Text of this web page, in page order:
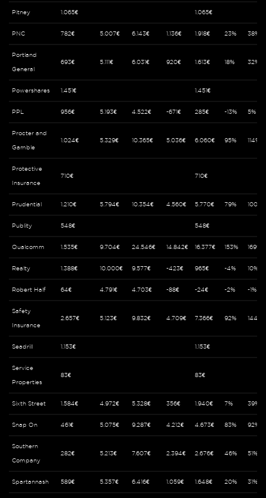
Pitney 1.065€ 1.065€
PNC 782€ 5.007€ 6.143€ 1.136€ 1.918€ 23% 38%
Portland
General
693€ 5.111€ 6.031€ 920€ 1.613€ 18% 32%
Powershares 1.451€ 1.451€
PPL 956€ 5.193€ 4.522€ -671€ 285€ -13% 5%
Procter and
Gamble
1.024€ 5.329€ 10.365€ 5.036€ 6.060€ 95% 114%
Protective
Insurance
710€ 710€
Prudential 1.210€ 5.794€ 10.354€ 4.560€ 5.770€ 79% 100%
Publity 548€ 548€
Qualcomm 1.535€ 9.704€ 24.546€ 14.842€ 16.377€ 153% 169%
Realty 1.388€ 10.000€ 9.577€ -423€ 965€ -4% 10%
Robert Half 64€ 4.791€ 4.703€ -88€ -24€ -2% -1%
Safety
Insurance
2.657€ 5.123€ 9.832€ 4.709€ 7.366€ 92% 144%
Seadrill 1.153€ 1.153€
Service
Properties
83€ 83€
Sixth Street 1.584€ 4.972€ 5.328€ 356€ 1.940€ 7% 39%
Snap On 461€ 5.075€ 9.287€ 4.212€ 4.673€ 83% 92%
Southern
Company
282€ 5.213€ 7.607€ 2.394€ 2.676€ 46% 51%
Spartannash 589€ 5.357€ 6.416€ 1.059€ 1.648€ 20% 31%